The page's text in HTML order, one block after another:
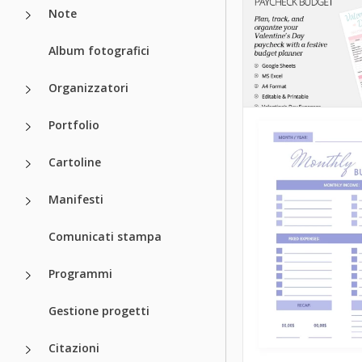
Note
Album fotografici
Organizzatori
Portfolio
Cartoline
Manifesti
Comunicati stampa
Programmi
Gestione progetti
Citazioni
Budget
per i Pasti
Il nostro comodo
pianificazione del
iniziare a
sani e risparmiare
Google Sheets
Giorno del
pagamento